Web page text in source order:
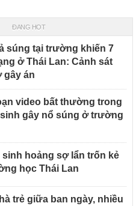
ĐANG HOT
súng tại trường khiến 7
ở Thái Lan: Cảnh sát
gây án
video bất thường trong
gây nổ súng ở trường
sinh hoảng sợ lẩn trốn kẻ
học Thái Lan
trẻ giữa ban ngày, nhiều